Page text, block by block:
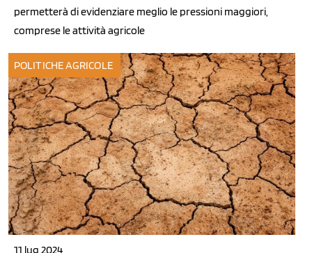
permetterà di evidenziare meglio le pressioni maggiori,
comprese le attività agricole
POLITICHE AGRICOLE
11 lug 2024